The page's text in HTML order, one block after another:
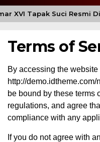
XVI Tapak Suci Resmi
Terms of
By accessing the website
http://
be bound by these terms
regulations, and agree
compliance with any
If you do not agree with